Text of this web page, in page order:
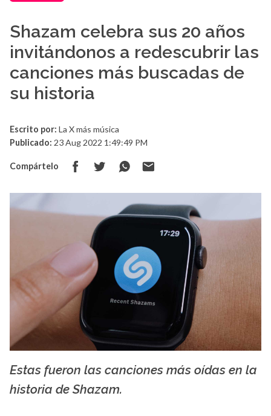
Shazam celebra sus 20 años
invitándonos a redescubrir las
canciones más buscadas de
su historia
Escrito por: La X más música
Publicado: 23 Aug 2022 1:49:49 PM
Compártelo
Estas fueron las canciones más oídas en la
historia de Shazam.